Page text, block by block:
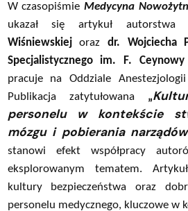
W czasopiśmie Medycyna
ukazał się artykuł autorstwa
Wiśniewskiejoraz dr. Wojciecha
Specjalistycznego im. F.
pracuje na Oddziale
Publikacja zatytułowana „
personelu w kontekście
mózgu i pobierania
stanowi efekt współpracy
eksplorowanym tematem.
kultury bezpieczeństwa oraz
personelu medycznego, kluczowe w